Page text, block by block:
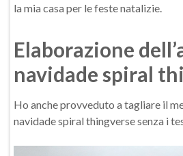
la mia casa per le feste natalizie.
Elaborazione
navidade spiral
Ho anche provveduto a tagliare il
navidade spiral thingverse senza i